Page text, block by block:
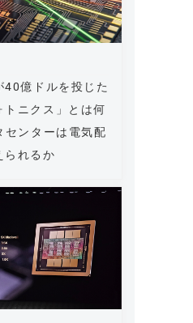
40億ドルを投じた
トニクス」とは何
ンターは電気配
られるか